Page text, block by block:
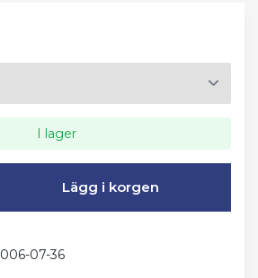
I lager
Lägg i korgen
006-07-36